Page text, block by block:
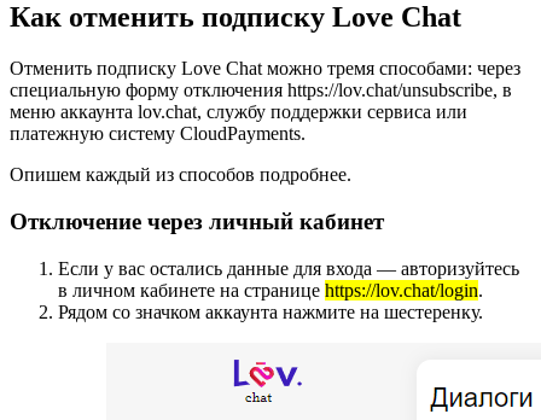
Как отменить подписку Love Chat
Отменить подписку Love Chat можно тремя способами: через
специальную форму отключения https://lov.chat/unsubscribe, в
меню аккаунта lov.chat, службу поддержки сервиса или
платежную систему CloudPayments.
Опишем каждый из способов подробнее.
Отключение через личный кабинет
Если у вас остались данные для входа — авторизуйтесь
в личном кабинете на странице https://lov.chat/login.
Рядом со значком аккаунта нажмите на шестеренку.